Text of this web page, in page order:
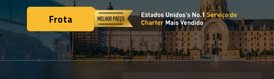
ENTRE EM CONTACTO
ENTRE EM CONTACTO
Frota
Frota